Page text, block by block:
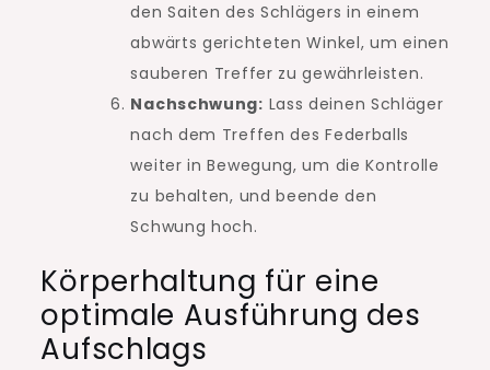
den Saiten des Schlägers in einem
abwärts gerichteten Winkel, um einen
sauberen Treffer zu gewährleisten.
Nachschwung: Lass deinen Schläger
nach dem Treffen des Federballs
weiter in Bewegung, um die Kontrolle
zu behalten, und beende den
Schwung hoch.
Körperhaltung für eine
optimale Ausführung des
Aufschlags